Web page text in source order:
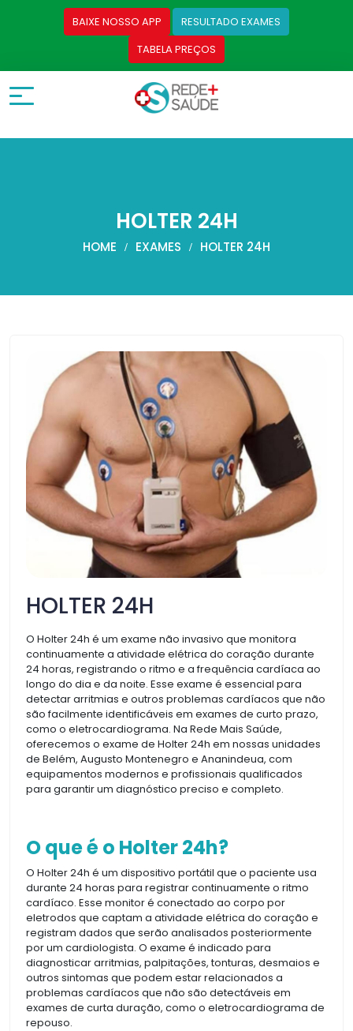
BAIXE NOSSO APP
RESULTADO EXAMES
TABELA PREÇOS
HOLTER 24H
HOME EXAMES HOLTER 24H
HOLTER 24H
O Holter 24h é um exame não invasivo que monitora
continuamente a atividade elétrica do coração durante
24 horas, registrando o ritmo e a frequência cardíaca ao
longo do dia e da noite. Esse exame é essencial para
detectar arritmias e outros problemas cardíacos que não
são facilmente identificáveis em exames de curto prazo,
como o eletrocardiograma. Na Rede Mais Saúde,
oferecemos o exame de Holter 24h em nossas unidades
de Belém, Augusto Montenegro e Ananindeua, com
equipamentos modernos e profissionais qualificados
para garantir um diagnóstico preciso e completo.
O que é o Holter 24h?
O Holter 24h é um dispositivo portátil que o paciente usa
durante 24 horas para registrar continuamente o ritmo
cardíaco. Esse monitor é conectado ao corpo por
eletrodos que captam a atividade elétrica do coração e
registram dados que serão analisados posteriormente
por um cardiologista. O exame é indicado para
diagnosticar arritmias, palpitações, tonturas, desmaios e
outros sintomas que podem estar relacionados a
problemas cardíacos que não são detectáveis em
exames de curta duração, como o eletrocardiograma de
repouso.